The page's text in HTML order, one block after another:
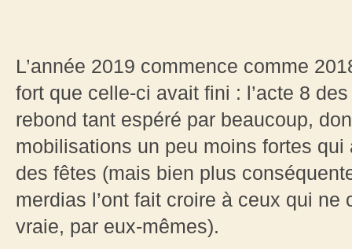
L’année 2019 commence comme
fort que celle-ci avait fini : l’acte 8
rebond tant espéré par beaucoup,
mobilisations un peu moins fortes
des fêtes (mais bien plus
merdias l’ont fait croire à ceux qui
vraie, par eux-mêmes).